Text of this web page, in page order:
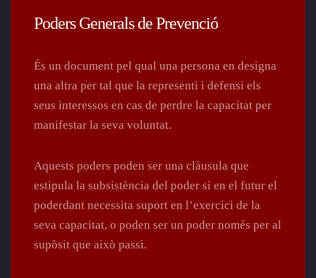
Poders Generals de Prevenció
És un document pel qual una persona en designa
una altra per tal que la representi i defensi els
seus interessos en cas de perdre la capacitat per
manifestar la seva voluntat.
Aquests poders poden ser una clàusula que
estipula la subsistència del poder si en el futur el
poderdant necessita suport en l’exercici de la
seva capacitat, o poden ser un poder només per al
supòsit que això passi.